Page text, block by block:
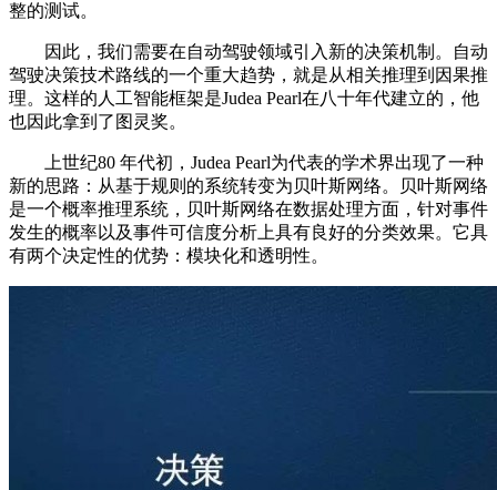
整的测试。
因此，我们需要在自动驾驶领域引入新的决策机制。自动
驾驶决策技术路线的一个重大趋势，就是从相关推理到因果推
理。这样的人工智能框架是Judea Pearl在八十年代建立的，他
也因此拿到了图灵奖。
上世纪80 年代初，Judea Pearl为代表的学术界出现了一种
新的思路：从基于规则的系统转变为贝叶斯网络。贝叶斯网络
是一个概率推理系统，贝叶斯网络在数据处理方面，针对事件
发生的概率以及事件可信度分析上具有良好的分类效果。它具
有两个决定性的优势：模块化和透明性。